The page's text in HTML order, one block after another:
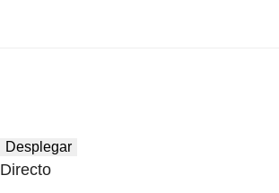
Desplegar
Directo